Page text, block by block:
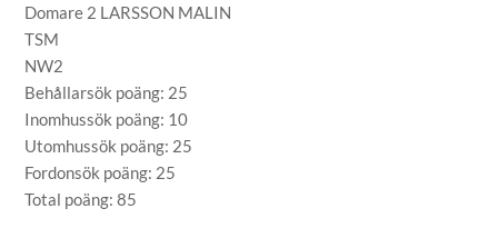
Domare 2 LARSSON MALIN
TSM
NW2
Behållarsök poäng: 25
Inomhussök poäng: 10
Utomhussök poäng: 25
Fordonsök poäng: 25
Total poäng: 85